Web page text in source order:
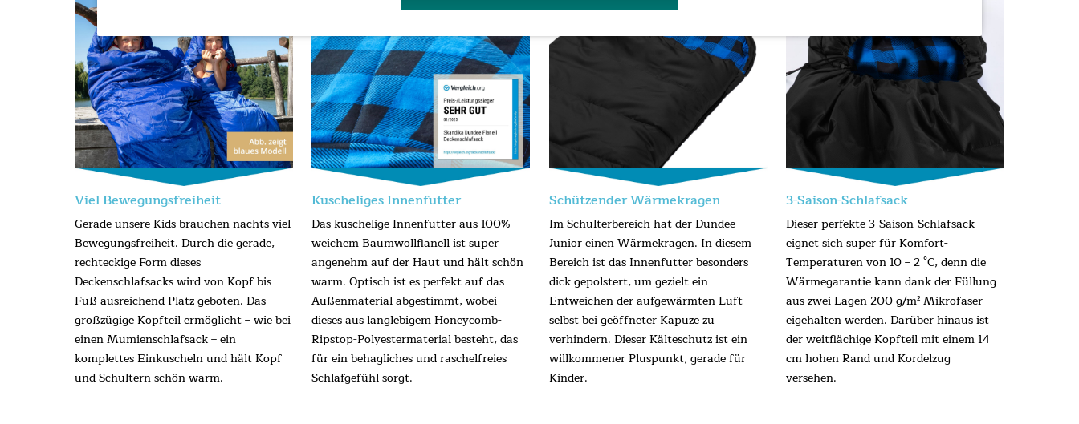
Viel Bewegungsfreiheit
Gerade unsere Kids brauchen nachts viel
Bewegungsfreiheit. Durch die gerade,
rechteckige Form dieses
Deckenschlafsacks wird von Kopf bis
Fuß ausreichend Platz geboten. Das
großzügige Kopfteil ermöglicht – wie bei
einen Mumienschlafsack – ein
komplettes Einkuscheln und hält Kopf
und Schultern schön warm.
Kuscheliges Innenfutter
Das kuschelige Innenfutter aus 100%
weichem Baumwollflanell ist super
angenehm auf der Haut und hält schön
warm. Optisch ist es perfekt auf das
Außenmaterial abgestimmt, wobei
dieses aus langlebigem Honeycomb-
Ripstop-Polyestermaterial besteht, das
für ein behagliches und raschelfreies
Schlafgefühl sorgt.
Schützender Wärmekragen
Im Schulterbereich hat der Dundee
Junior einen Wärmekragen. In diesem
Bereich ist das Innenfutter besonders
dick gepolstert, um gezielt ein
Entweichen der aufgewärmten Luft
selbst bei geöffneter Kapuze zu
verhindern. Dieser Kälteschutz ist ein
willkommener Pluspunkt, gerade für
Kinder.
3-Saison-Schlafsack
Dieser perfekte 3-Saison-Schlafsack
eignet sich super für Komfort-
Temperaturen von 10 – 2 °C, denn die
Wärmegarantie kann dank der Füllung
aus zwei Lagen 200 g/m² Mikrofaser
eigehalten werden. Darüber hinaus ist
der weitflächige Kopfteil mit einem 14
cm hohen Rand und Kordelzug
versehen.